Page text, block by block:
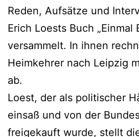
Reden, Aufsätze und
Erich Loests Buch „Einmal
versammelt. In ihnen
Heimkehrer nach Leipzig
ab.
Loest, der als politischer
einsaß und von der
freigekauft wurde, stellt